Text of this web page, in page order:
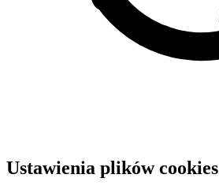
Ustawienia plików cookies